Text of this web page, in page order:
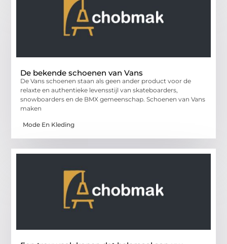
De bekende schoenen van Vans
De Vans schoenen staan als geen ander product voor de
relaxte en authentieke levensstijl van skateboarders,
snowboarders en de BMX gemeenschap. Schoenen van Vans
maken
Mode En Kleding